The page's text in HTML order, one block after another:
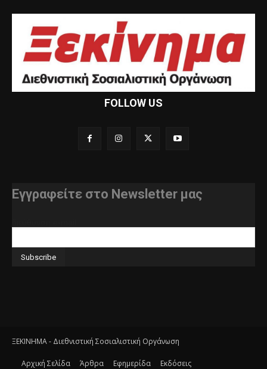
FOLLOW US
Εγγραφείτε στο Newsletter μας
ΞΕΚΙΝΗΜΑ - Διεθνιστική Σοσιαλιστική Οργάνωση
Αρχική Σελίδα Άρθρα Εφημερίδα Εκδόσεις